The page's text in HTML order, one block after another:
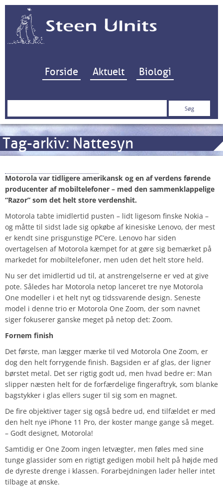
Hop til indhold
Forside Aktuelt Biologi
Søg
Tag-arkiv: Nattesyn
Motorola var tidligere amerikansk og en af verdens førende
producenter af mobiltelefoner – med den sammenklappelige
“Razor” som det helt store verdenshit.
Motorola tabte imidlertid pusten – lidt ligesom finske Nokia –
og måtte til sidst lade sig opkøbe af kinesiske Lenovo, der mest
er kendt sine prisgunstige PC’ere. Lenovo har siden
overtagelsen af Motorola kæmpet for at gøre sig bemærket på
markedet for mobiltelefoner, men uden det helt store held.
Nu ser det imidlertid ud til, at anstrengelserne er ved at give
pote. Således har Motorola netop lanceret tre nye Motorola
One modeller i et helt nyt og tidssvarende design. Seneste
model i denne trio er Motorola One Zoom, der som navnet
siger fokuserer ganske meget på netop det: Zoom.
Fornem finish
Det første, man lægger mærke til ved Motorola One Zoom, er
dog den helt forrygende finish. Bagsiden er af glas, der ligner
børstet metal. Det ser rigtig godt ud, men hvad bedre er: Man
slipper næsten helt for de forfærdelige fingeraftryk, som blanke
bagstykker i glas ellers suger til sig som en magnet.
De fire objektiver tager sig også bedre ud, end tilfældet er med
den helt nye iPhone 11 Pro, der koster mange gange så meget.
– Godt designet, Motorola!
Samtidig er One Zoom ingen letvægter, men føles med sine
tunge glassider som en rigtigt gedigen mobil helt på højde med
de dyreste drenge i klassen. Forarbejdningen lader heller intet
tilbage at ønske.